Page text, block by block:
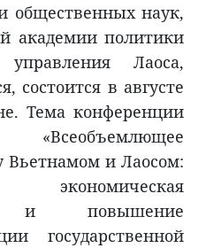
общественных наук,
академии политики
управления Лаоса,
состоится в августе
Тема конференции
Вьетнамом и Лаосом:
экономическая
и повышение
государственной